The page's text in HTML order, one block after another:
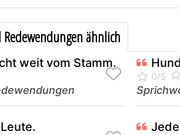
ähnlich
weit vom Stamm.